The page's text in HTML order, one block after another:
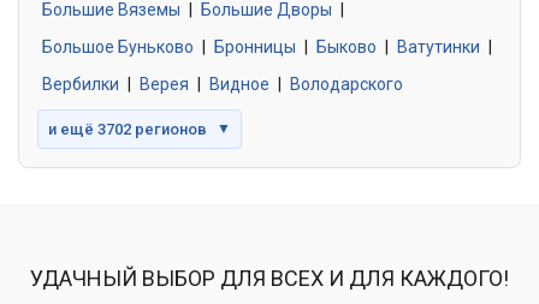
Большие Вяземы
Большие Дворы
Большое Буньково
Бронницы Быково Ватутинки
Вербилки
Верея Видное Володарского
и ещё 3702 регионов ▼
УДАЧНЫЙ ВЫБОР ДЛЯ ВСЕХ И ДЛЯ КАЖДОГО!